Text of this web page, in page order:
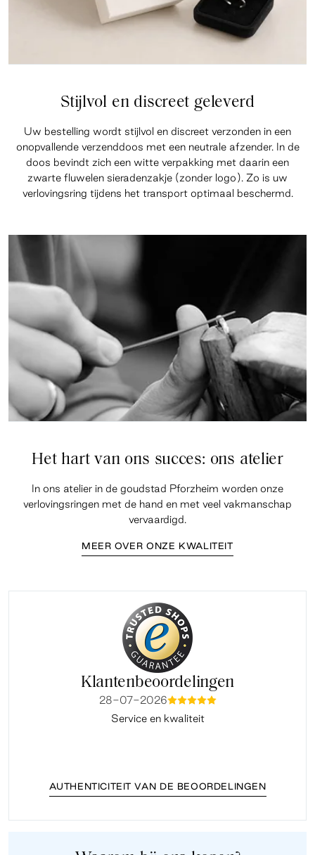
Stijlvol en discreet geleverd
Uw bestelling wordt stijlvol en discreet verzonden in een
onopvallende verzenddoos met een neutrale afzender. In de
doos bevindt zich een witte verpakking met daarin een
zwarte fluwelen sieradenzakje (zonder logo). Zo is uw
verlovingsring tijdens het transport optimaal beschermd.
Het hart van ons succes: ons atelier
In ons atelier in de goudstad Pforzheim worden onze
verlovingsringen met de hand en met veel vakmanschap
vervaardigd.
MEER OVER ONZE KWALITEIT
Klantenbeoordelingen
28-07-2026mmmmm
Service en kwaliteit
AUTHENTICITEIT VAN DE BEOORDELINGEN